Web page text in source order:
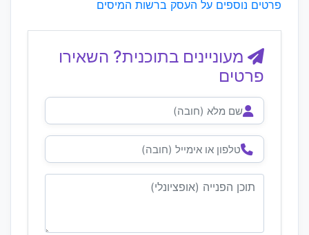
פרטים נוספים על העסק ברשות המיסים
מעוניינים בתוכנית? השאירו
פרטים